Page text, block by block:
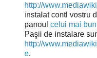
http://
instalat contl vostru
panoul celui mai
Paşii de instalare
http://
e.